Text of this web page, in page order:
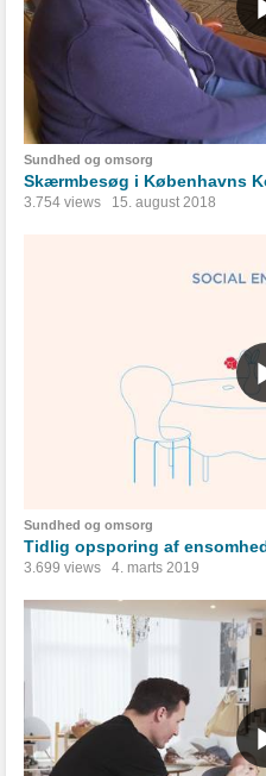
Sundhed og omsorg
Skærmbesøg i Københavns
3.754 views 15. august 2018
Sundhed og omsorg
Tidlig opsporing af
3.699 views 4. marts 2019